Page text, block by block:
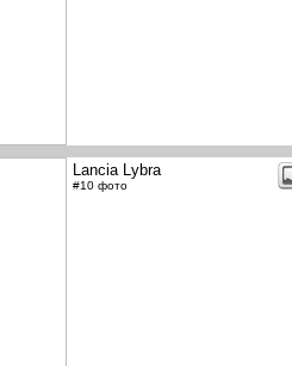
Lancia Lybra
#10 фото